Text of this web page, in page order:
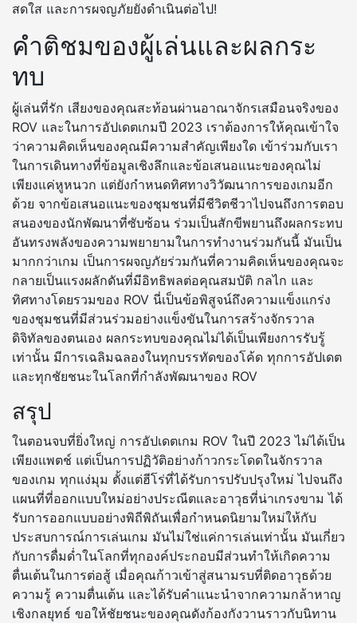
สดใส และการผจญภัยยังดำเนินต่อไป!
คำติชมของผู้เล่นและผลกระ
ทบ
ผู้เล่นที่รัก เสียงของคุณสะท้อนผ่านอาณาจักรเสมือนจริงของ
ROV และในการอัปเดตเกมปี 2023 เราต้องการให้คุณเข้าใจ
ว่าความคิดเห็นของคุณมีความสำคัญเพียงใด เข้าร่วมกับเรา
ในการเดินทางที่ข้อมูลเชิงลึกและข้อเสนอแนะของคุณไม่
เพียงแค่หูหนวก แต่ยังกำหนดทิศทางวิวัฒนาการของเกมอีก
ด้วย จากข้อเสนอแนะของชุมชนที่มีชีวิตชีวาไปจนถึงการตอบ
สนองของนักพัฒนาที่ซับซ้อน ร่วมเป็นสักขีพยานถึงผลกระทบ
อันทรงพลังของความพยายามในการทำงานร่วมกันนี้ มันเป็น
มากกว่าเกม เป็นการผจญภัยร่วมกันที่ความคิดเห็นของคุณจะ
กลายเป็นแรงผลักดันที่มีอิทธิพลต่อคุณสมบัติ กลไก และ
ทิศทางโดยรวมของ ROV นี่เป็นข้อพิสูจน์ถึงความแข็งแกร่ง
ของชุมชนที่มีส่วนร่วมอย่างแข็งขันในการสร้างจักรวาล
ดิจิทัลของตนเอง ผลกระทบของคุณไม่ได้เป็นเพียงการรับรู้
เท่านั้น มีการเฉลิมฉลองในทุกบรรทัดของโค้ด ทุกการอัปเดต
และทุกชัยชนะในโลกที่กำลังพัฒนาของ ROV
สรุป
ในตอนจบที่ยิ่งใหญ่ การอัปเดตเกม ROV ในปี 2023 ไม่ได้เป็น
เพียงแพตช์ แต่เป็นการปฏิวัติอย่างก้าวกระโดดในจักรวาล
ของเกม ทุกแง่มุม ตั้งแต่ฮีโร่ที่ได้รับการปรับปรุงใหม่ ไปจนถึง
แผนที่ที่ออกแบบใหม่อย่างประณีตและอาวุธที่น่าเกรงขาม ได้
รับการออกแบบอย่างพิถีพิถันเพื่อกำหนดนิยามใหม่ให้กับ
ประสบการณ์การเล่นเกม มันไม่ใช่แค่การเล่นเท่านั้น มันเกี่ยว
กับการดื่มด่ำในโลกที่ทุกองค์ประกอบมีส่วนทำให้เกิดความ
ตื่นเต้นในการต่อสู้ เมื่อคุณก้าวเข้าสู่สนามรบที่ติดอาวุธด้วย
ความรู้ ความตื่นเต้น และได้รับคำแนะนำจากความกล้าหาญ
เชิงกลยุทธ์ ขอให้ชัยชนะของคุณดังก้องกังวานราวกับนิทาน